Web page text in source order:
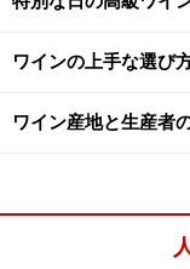
ワインの上手な選び
ワイン産地と生産者